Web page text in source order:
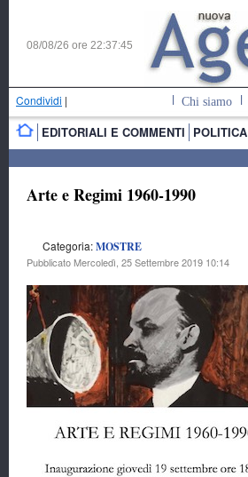
08/08/26 ore 22:37:46
Condividi | Chi siamo
EDITORIALI E COMMENTI POLITICA
Arte e Regimi 1960-1990
Categoria:MOSTRE
Pubblicato Mercoledì, 25 Settembre 2019 10:14